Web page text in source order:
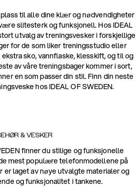
til alle dine klær og nødvendigheter
slitesterk og funksjonell. Hos IDEAL
utvalg av treningsvesker i forskjellige
for de som liker treningsstudio eller
sko, vannflaske, klesskift, og til og
av våre treningsbager kommer i sort,
en som passer din stil. Finn din neste
hos IDEAL OF SWEDEN.
& VESKER
finner du stilige og funksjonelle
mest populære telefonmodellene på
er laget av nøye utvalgte materialer og
og funksjonalitet i tankene.